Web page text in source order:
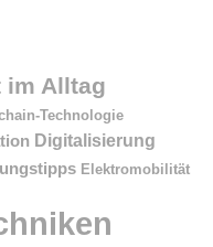
im Alltag
Technologie
Digitalisierung
Elektromobilität